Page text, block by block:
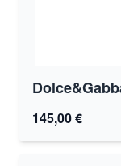
145,00 €